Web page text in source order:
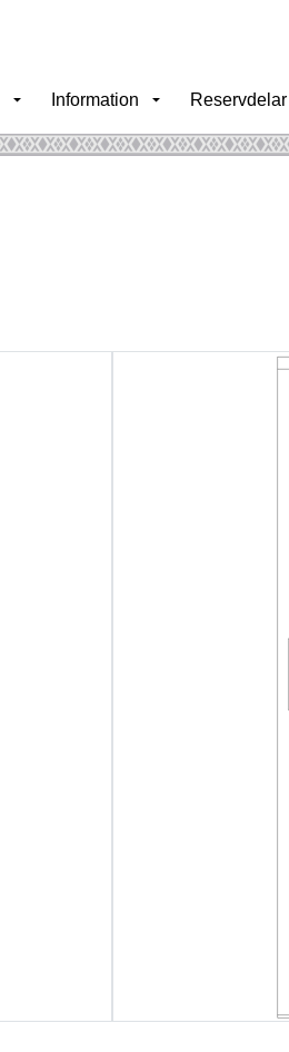
Information Reservdelar